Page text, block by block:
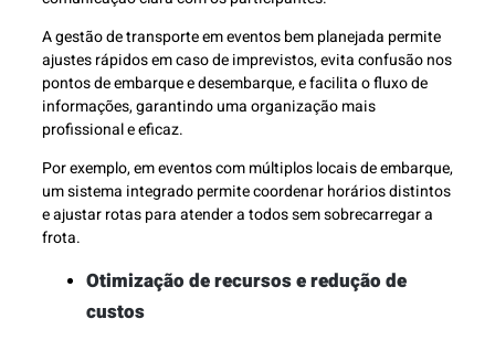
A gestão de transporte em eventos bem planejada permite
ajustes rápidos em caso de imprevistos, evita confusão nos
pontos de embarque e desembarque, e facilita o fluxo de
informações, garantindo uma organização mais
profissional e eficaz.
Por exemplo, em eventos com múltiplos locais de embarque,
um sistema integrado permite coordenar horários distintos
e ajustar rotas para atender a todos sem sobrecarregar a
frota.
Otimização de recursos e redução de
custos